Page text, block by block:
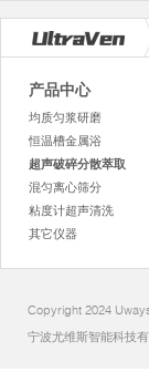
产品中心
均质匀浆研磨
恒温槽金属浴
超声破碎分散萃取
混匀离心筛分
粘度计超声清洗
其它仪器
Copyright 2024
宁波尤维斯智能科技